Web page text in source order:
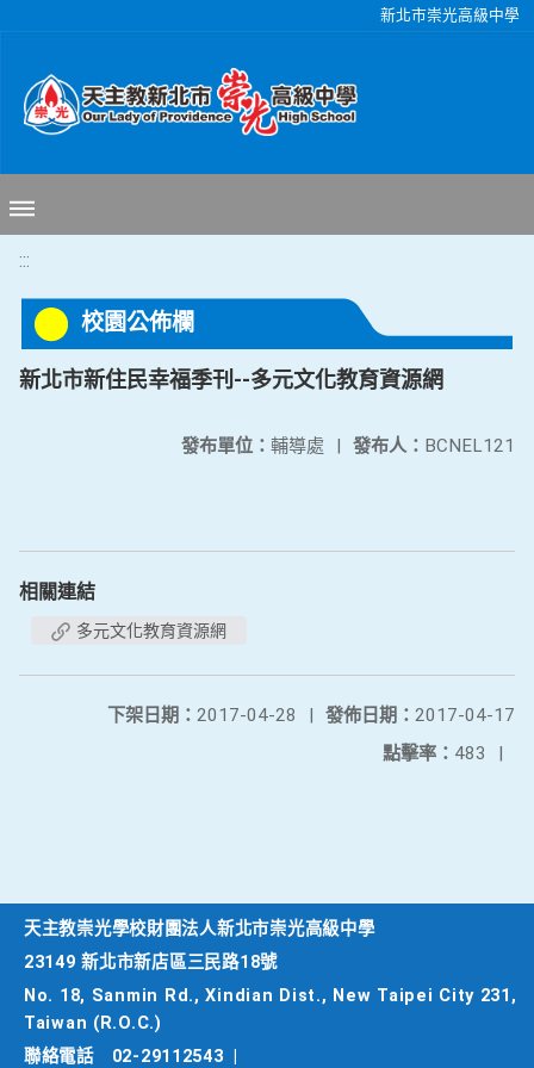
新北市崇光高級中學
:::
校園公佈欄
新北市新住民幸福季刊--多元文化教育資源網
發布人： BCNEL121
發布單位： 輔導處 |
相關連結
多元文化教育資源網
發佈日期： 2017-04-17
下架日期： 2017-04-28
|
點擊率： 483 |
天主教崇光學校財團法人新北市崇光高級中學
23149 新北市新店區三民路18號
No. 18, Sanmin Rd., Xindian Dist., New Taipei City 231,
Taiwan (R.O.C.)
聯絡電話
02-29112543